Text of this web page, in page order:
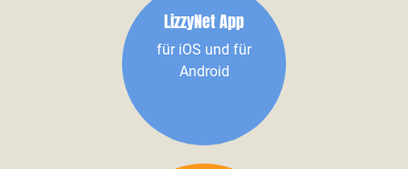
LizzyNet App
für iOS und für
Android